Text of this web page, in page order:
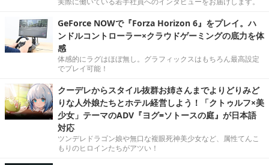
GeForce NOWで『Forza Horizon 6』をプレイ。ハ
ンドルコントローラー×クラウドゲーミングの底力を体
感
体感的にラグはほぼ無し。グラフィックスはもちろん最高設定
でプレイ可能！
クーデレからスタイル抜群お姉さんまでよりどりみど
りな人外娘たちとホテル経営しよう！「クトゥルフ×美
少女」テーマのADV『ヨグ=ソトースの庭』が日本語
対応
ツンデレドラゴン娘や無口な複眼死神美少女など、属性てんこ
もりのヒロインたちがアツい！